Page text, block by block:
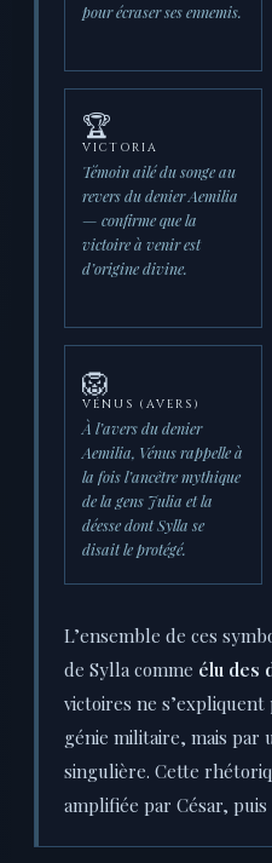
pour écraser ses ennemis.
🏆
VICTORIA
Témoin ailé du songe au
revers du denier Aemilia
— confirme que la
victoire à venir est
d’origine divine.
🦁
VÉNUS (AVERS)
À l’avers du denier
Aemilia, Vénus rappelle à
la fois l’ancêtre mythique
de la gens Julia et la
déesse dont Sylla se
disait le protégé.
L’ensemble de ces
de Sylla comme élu des
victoires ne
génie militaire, mais par
singulière. Cette
amplifiée par César,